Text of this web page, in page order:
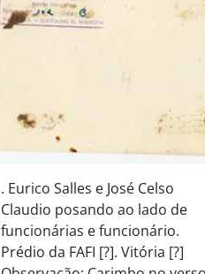
. Eurico Salles e José Celso
Claudio posando ao lado de
funcionárias e funcionário.
Prédio da FAFI [?]. Vitória [?]